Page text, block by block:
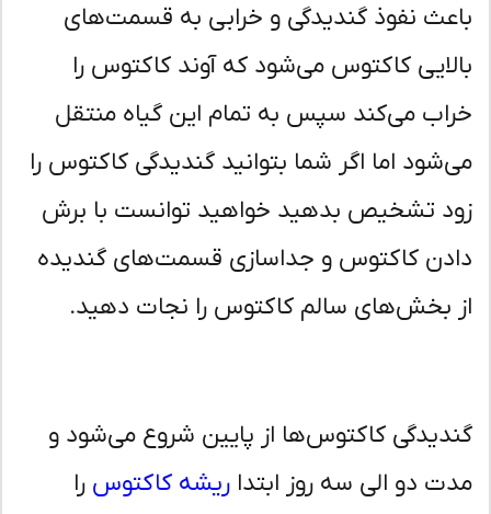
نفوذ گندیدگی و خرابی به قسمت‌های
کاکتوس می‌شود که آوند کاکتوس را
می‌کند سپس به تمام این گیاه منتقل
اما اگر شما بتوانید گندیدگی کاکتوس را
تشخیص بدهید خواهید توانست با برش
کاکتوس و جداسازی قسمت‌های گندیده
بخش‌های سالم کاکتوس را نجات دهید.
کاکتوس‌ها از پایین شروع می‌شود و
دو الی سه روز ابتداریشه کاکتوسرا